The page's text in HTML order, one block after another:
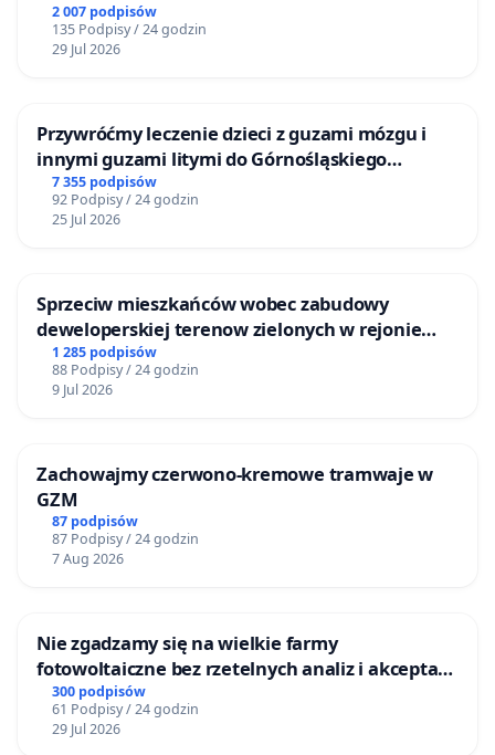
2 007 podpisów
135 Podpisy / 24 godzin
29 Jul 2026
Przywróćmy leczenie dzieci z guzami mózgu i
innymi guzami litymi do Górnośląskiego
Centrum Zdrowia Dziecka w Katowicach
7 355 podpisów
92 Podpisy / 24 godzin
25 Jul 2026
Sprzeciw mieszkańców wobec zabudowy
deweloperskiej terenow zielonych w rejonie
Bulwarów Straceńskich w Bielsku-Białej
1 285 podpisów
88 Podpisy / 24 godzin
9 Jul 2026
Zachowajmy czerwono-kremowe tramwaje w
GZM
87 podpisów
87 Podpisy / 24 godzin
7 Aug 2026
Nie zgadzamy się na wielkie farmy
fotowoltaiczne bez rzetelnych analiz i akceptacji
mieszkańców
300 podpisów
61 Podpisy / 24 godzin
29 Jul 2026